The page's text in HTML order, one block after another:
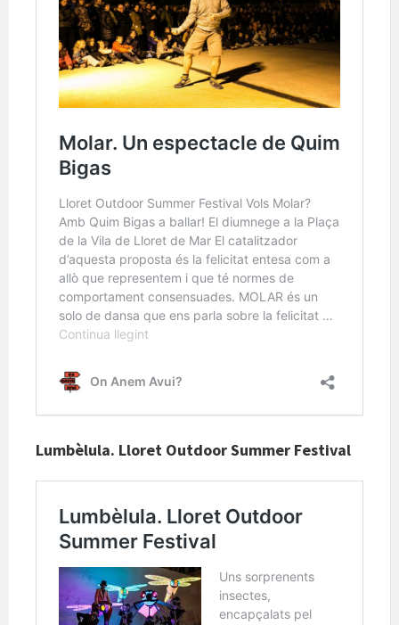
Lumbèlula. Lloret Outdoor Summer Festival